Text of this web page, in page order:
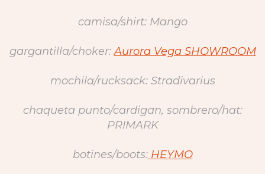
camisa/shirt: Mango
gargantilla/choker:Aurora Vega SHOWROOM
mochila/rucksack: Stradivarius
chaqueta punto/cardigan, sombrero/hat:
PRIMARK
botines/boots:HEYMO